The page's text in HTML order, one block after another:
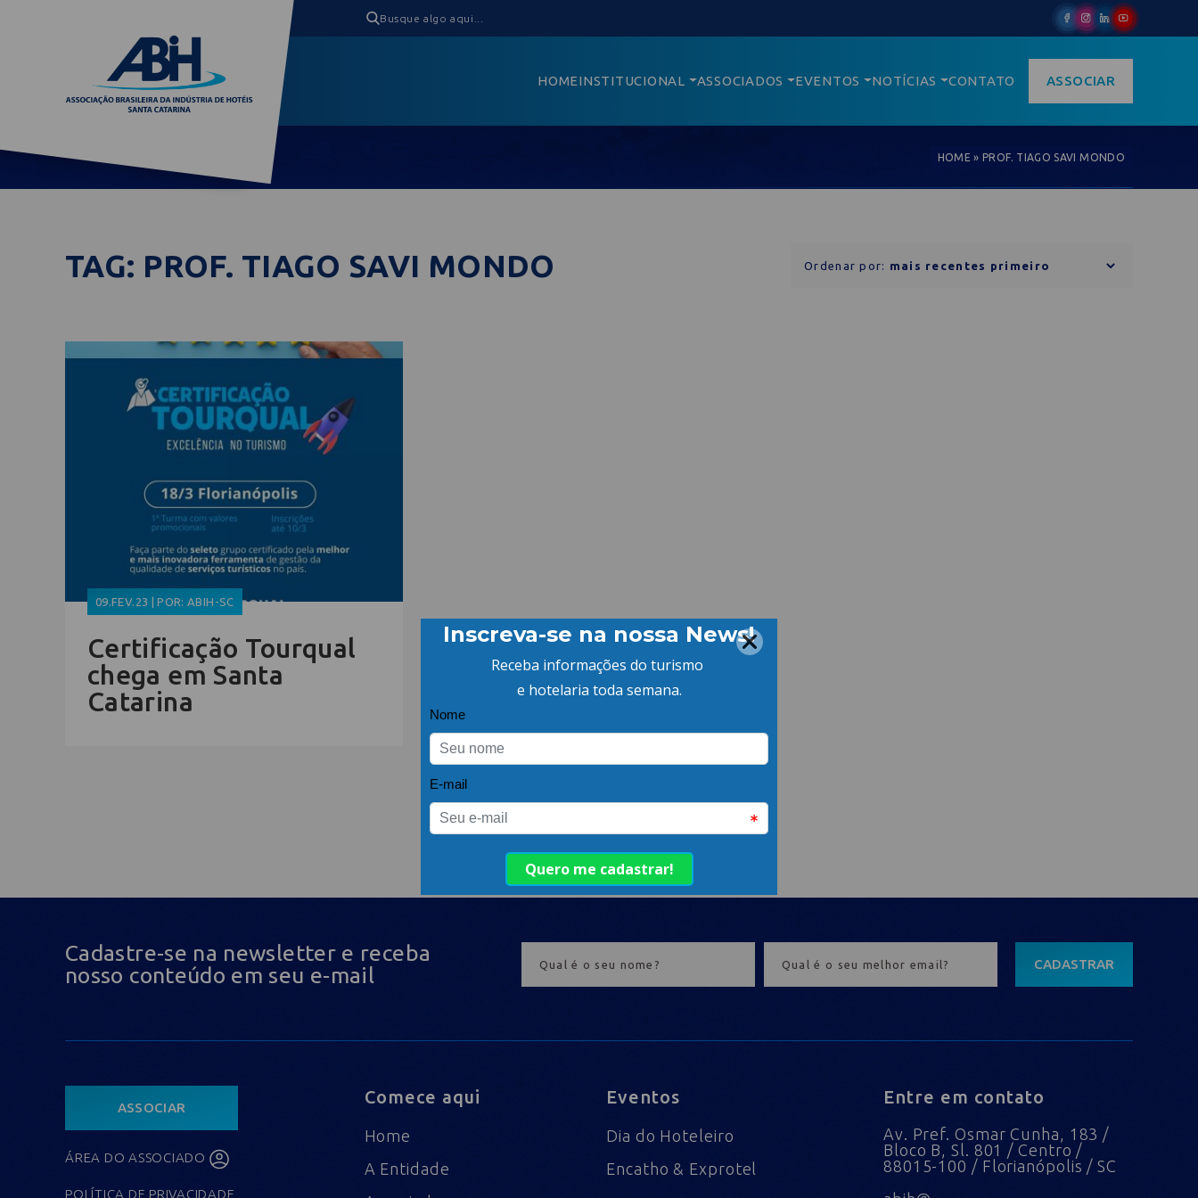
HOMEINSTITUCIONAL ASSOCIADOS EVENTOS NOTÍCIAS CONTATO ASSOCIAR
HOME »PROF. TIAGO SAVI MONDO
TAG: PROF. TIAGO SAVI MONDO Ordenar por:
09.FEV.23 | POR: ABIH-SC
Certificação Tourqual
chega em Santa
Catarina
Cadastre-se na newsletter e receba
nosso conteúdo em seu e-mail
CADASTRAR
ASSOCIAR
ÁREA DO ASSOCIADO
POLÍTICA DE PRIVACIDADE
Comece aqui
Home
A Entidade
Eventos
Dia do Hoteleiro
Encatho & Exprotel
Entre em contato
Av. Pref. Osmar Cunha, 183 /
Bloco B, Sl. 801 / Centro /
88015-100 / Florianópolis / SC